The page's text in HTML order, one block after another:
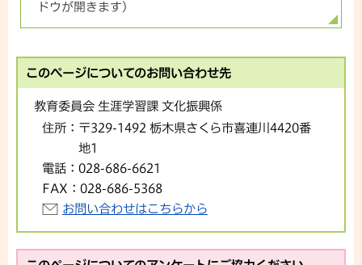
ドウが開きます）
このページについてのお問い合わせ先
教育委員会 生涯学習課 文化振興係
住所： 〒329-1492 栃木県さくら市喜連川4420番
地1
電話： 028-686-6621
FAX： 028-686-5368
お問い合わせはこちらから